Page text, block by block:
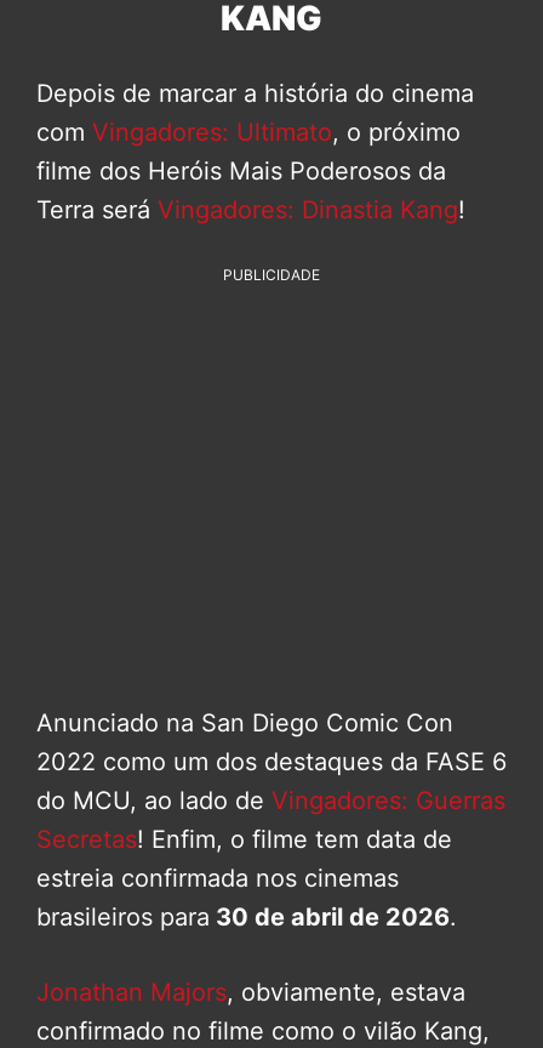
KANG
Depois de marcar a história do cinema
com Vingadores: Ultimato, o próximo
filme dos Heróis Mais Poderosos da
Terra será Vingadores: Dinastia Kang!
PUBLICIDADE
Anunciado na San Diego Comic Con
2022 como um dos destaques da FASE 6
do MCU, ao lado de Vingadores: Guerras
Secretas! Enfim, o filme tem data de
estreia confirmada nos cinemas
brasileiros para 30 de abril de 2026.
Jonathan Majors, obviamente, estava
confirmado no filme como o vilão Kang,